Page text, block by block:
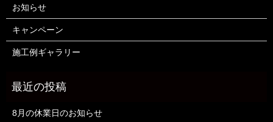
お知らせ
キャンペーン
施工例ギャラリー
8月の休業日のお知らせ